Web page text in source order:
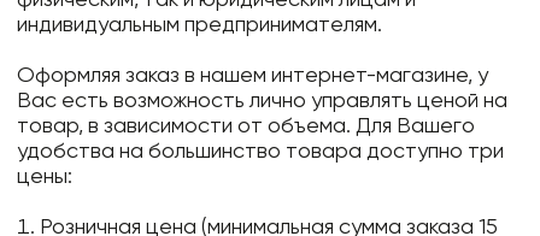
индивидуальным предпринимателям.
Оформляя заказ в нашем интернет-магазине, у
Вас есть возможность лично управлять ценой на
товар, в зависимости от объема. Для Вашего
удобства на большинство товара доступно три
цены:
Розничная цена (минимальная сумма заказа 15